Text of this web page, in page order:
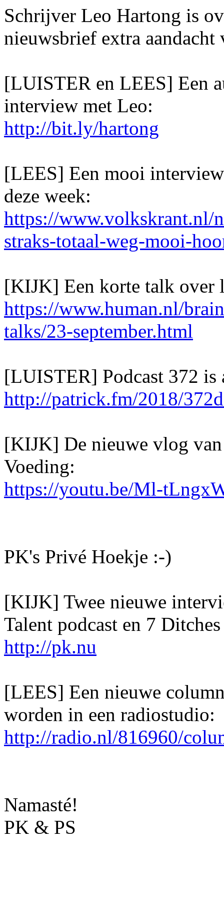
Schrijver Leo Hartong is
nieuwsbrief extra aandacht
[LUISTER en LEES] Een
interview met Leo:
http://bit.ly/hartong
[LEES] Een mooi
deze week:
https://www.volkskrant.nl/
straks-totaal-weg-mooi-
[KIJK] Een korte talk over
https://www.human.nl/
talks/23-september.html
[LUISTER] Podcast 372
http://patrick.fm/2018/
[KIJK] De nieuwe vlog
Voeding:
https://youtu.be/Ml-
PK's Privé Hoekje :-)
[KIJK] Twee nieuwe
Talent podcast en 7
http://pk.nu
[LEES] Een nieuwe
worden in een radiostudio:
http://radio.nl/816960/
Namasté!
PK & PS